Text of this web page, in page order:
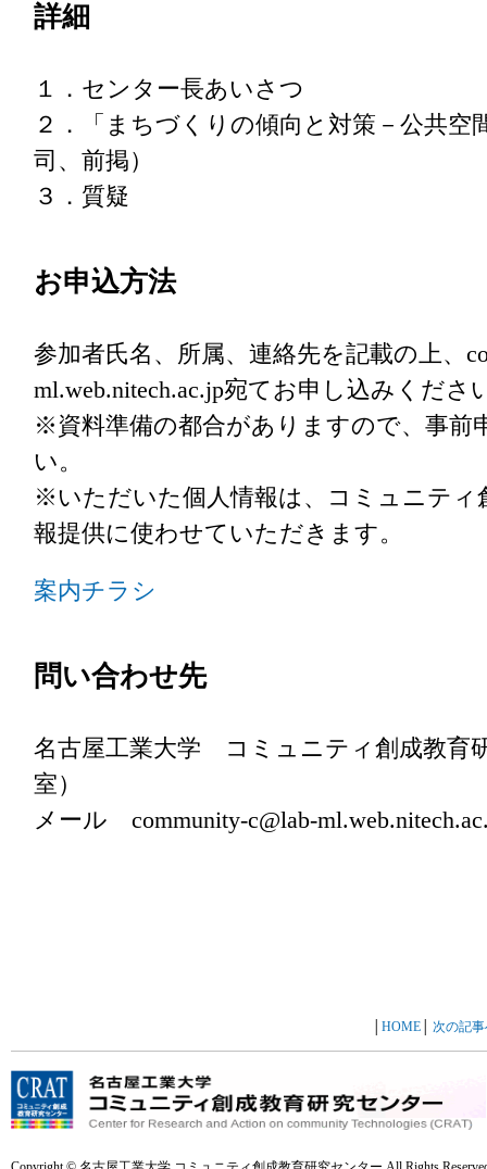
詳細
１．センター長あいさつ
２．「まちづくりの傾向と対策－公共空
司、前掲）
３．質疑
お申込方法
参加者氏名、所属、連絡先を記載の上、
ml.web.nitech.ac.jp宛てお申し込みくださ
※資料準備の都合がありますので、事前
い。
※いただいた個人情報は、コミュニティ
報提供に使わせていただきます。
案内チラシ
問い合わせ先
名古屋工業大学 コミュニティ創成教育
室）
メール community-c@lab-
HOME│ 次の記事